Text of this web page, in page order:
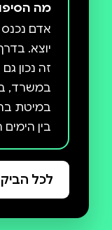
מה
אדם נכנס
יוצא.
זה נכון
במשרד,
במיטת
בין
קהה, ולא
אותו
לכל